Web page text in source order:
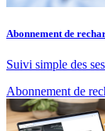
Abonnement de
Suivi simple des
Abonnement de